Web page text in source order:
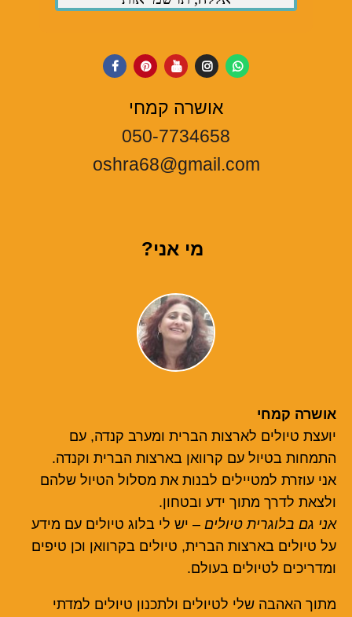
אושרה קמחי
050-7734658
oshra68@gmail.com
מי אני?
אושרה קמחי
יועצת טיולים לארצות הברית ומערב קנדה, עם
התמחות בטיול עם קרוואן בארצות הברית וקנדה.
אני עוזרת למטיילים לבנות את מסלול הטיול שלהם
ולצאת לדרך מתוך ידע ובטחון.
אני גם בלוגרית טיולים – יש לי בלוג טיולים עם מידע
על טיולים בארצות הברית, טיולים בקרוואן וכן טיפים
ומדריכים לטיולים בעולם.
מתוך האהבה שלי לטיולים ולתכנון טיולים למדתי